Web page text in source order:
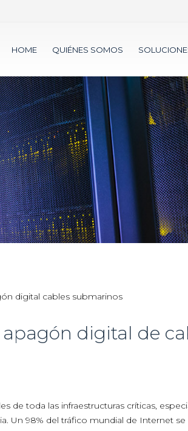
HOME QUIÉNES SOMOS
digital de
de toda las infraestructuras críticas,
Un 98% del tráfico mundial de Internet